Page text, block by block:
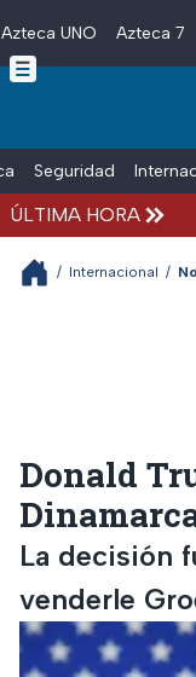
Skip to main content
Azteca UNO Azteca 7
Seguridad
ÚLTIMA HORA
/ Internacional /
Donald
La decisión
venderle